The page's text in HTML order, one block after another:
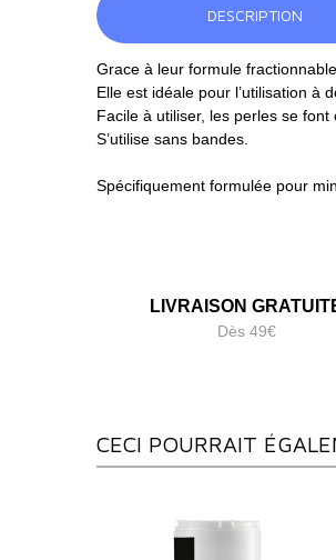
DESCRIPTION
Grace à leur formule
Elle est idéale pour l’utilisation à
Facile à utiliser, les perles se font
S’utilise sans bandes.
Spécifiquement formulée pour
LIVRAISON
Dès 49€
CECI POURRAIT